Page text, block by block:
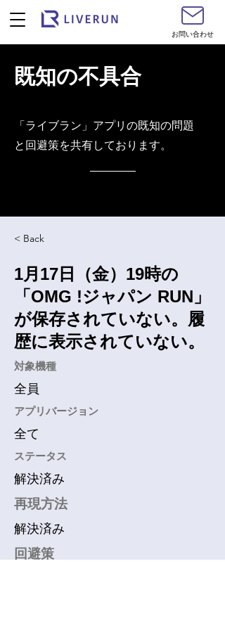
お問い合わせ
既知の不具合
​「ライブラン」アプリの既知の問題
と回避策を共有しております。
< Back
1月17日（金）19時の
「OMG !ジャパン RUN」
が保存されていない。履
歴に表示されていない。
​対象機種
全員
アプリバージョン
全て
​ステータス
解決済み
再現方法
解決済み
回避策